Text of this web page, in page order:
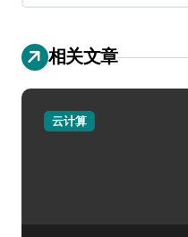
相关文章
云计算